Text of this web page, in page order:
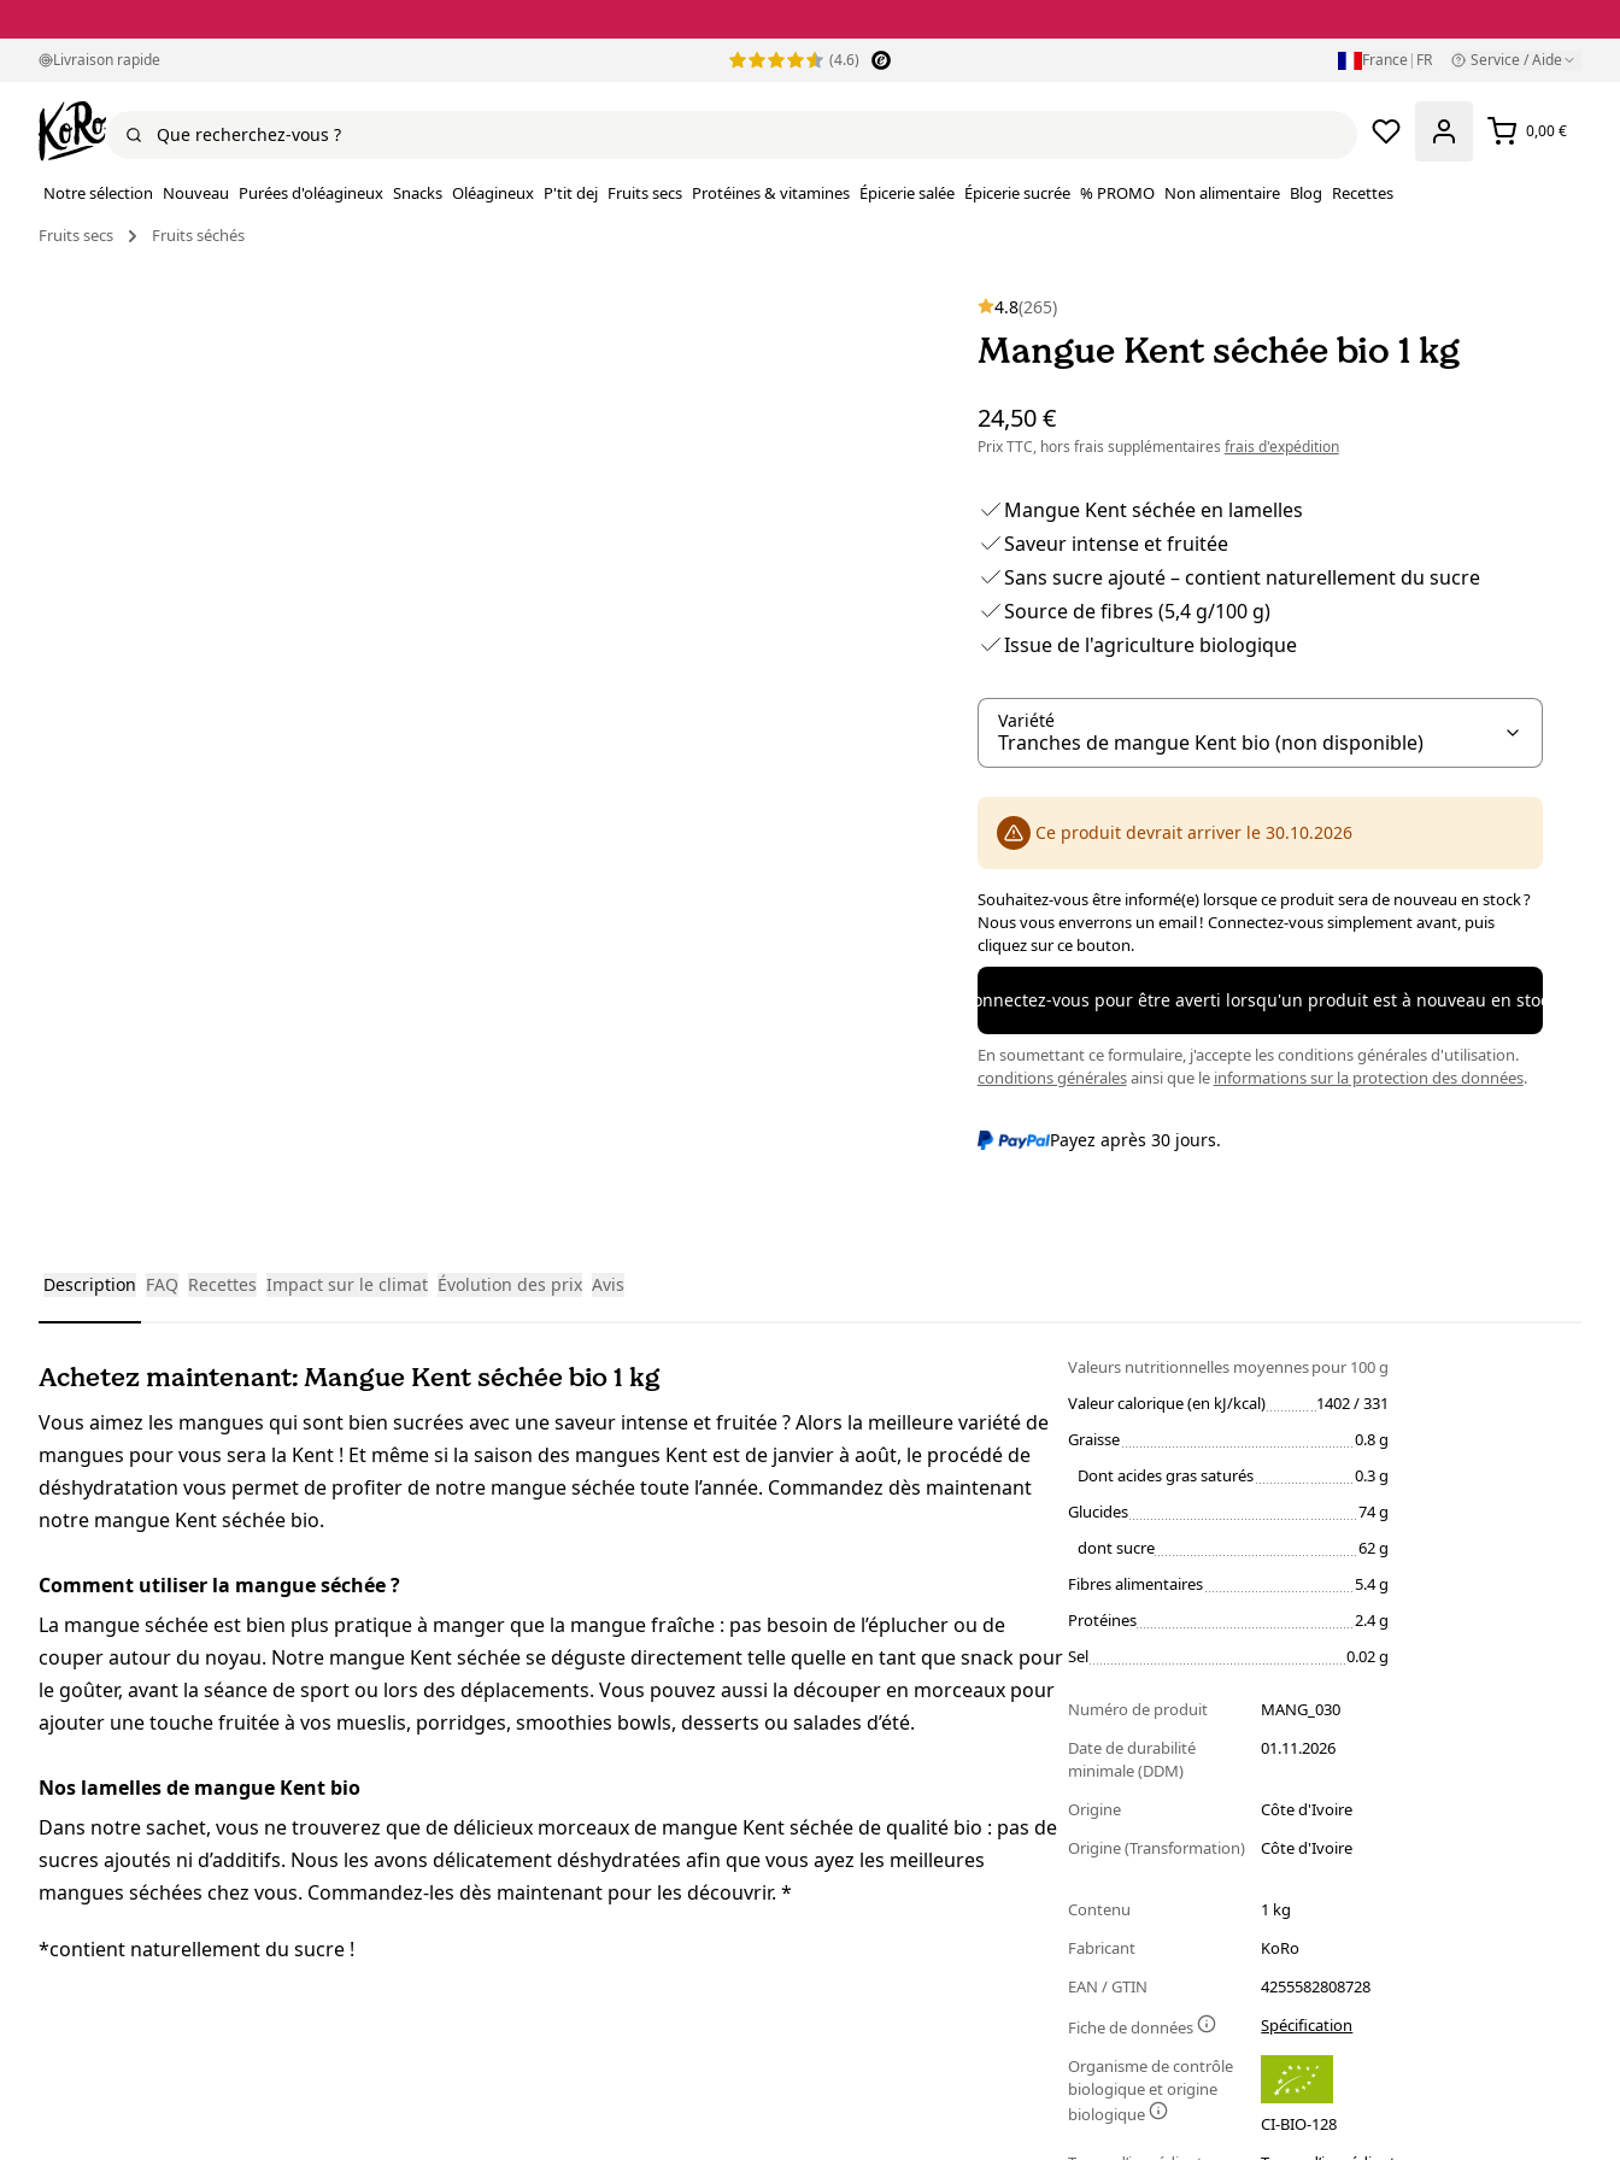
Livraison rapide (4.6) France | FR Service / Aide
0,00 €
Notre sélection Nouveau Purées d'oléagineux Snacks Oléagineux P'tit dej Fruits secs Protéines & vitamines Épicerie salée Épicerie sucrée % PROMO Non alimentaire Blog Recettes
Fruits secs
Fruits séchés
4.8(265)
Mangue Kent séchée bio 1 kg
24,50 €
Prix TTC, hors frais supplémentaires frais d'expédition
Mangue Kent séchée en lamelles
Saveur intense et fruitée
Sans sucre ajouté – contient naturellement du sucre
Source de fibres (5,4 g/100 g)
Issue de l'agriculture biologique
Variété
Ce produit devrait arriver le 30.10.2026
Souhaitez-vous être informé(e) lorsque ce produit sera de nouveau en stock ?
Nous vous enverrons un email ! Connectez-vous simplement avant, puis
cliquez sur ce bouton.
Connectez-vous pour être averti lorsqu'un produit est à nouveau en stock
En soumettant ce formulaire, j'accepte les conditions générales d'utilisation.
conditions généralesainsi que le informations sur la protection des données.
Payez après 30 jours.
Description FAQ Recettes Impact sur le climat Évolution des prix Avis
Achetez maintenant: Mangue Kent séchée bio 1 kg
Vous aimez les mangues qui sont bien sucrées avec une saveur intense et fruitée ? Alors la meilleure variété de
mangues pour vous sera la Kent ! Et même si la saison des mangues Kent est de janvier à août, le procédé de
déshydratation vous permet de profiter de notre mangue séchée toute l’année. Commandez dès maintenant
notre mangue Kent séchée bio.
Comment utiliser la mangue séchée ?
La mangue séchée est bien plus pratique à manger que la mangue fraîche : pas besoin de l’éplucher ou de
couper autour du noyau. Notre mangue Kent séchée se déguste directement telle quelle en tant que snack pour
le goûter, avant la séance de sport ou lors des déplacements. Vous pouvez aussi la découper en morceaux pour
ajouter une touche fruitée à vos mueslis, porridges, smoothies bowls, desserts ou salades d’été.
Nos lamelles de mangue Kent bio
Dans notre sachet, vous ne trouverez que de délicieux morceaux de mangue Kent séchée de qualité bio : pas de
sucres ajoutés ni d’additifs. Nous les avons délicatement déshydratées afin que vous ayez les meilleures
mangues séchées chez vous. Commandez-les dès maintenant pour les découvrir. *
*contient naturellement du sucre !
Valeurs nutritionnelles moyennespour 100 g
Valeur calorique (en kJ/kcal)
1402 / 331
Graisse
0.8 g
Dont acides gras saturés
0.3 g
Glucides
74 g
dont sucre
62 g
Fibres alimentaires
5.4 g
Protéines
2.4 g
Sel
0.02 g
Numéro de produit
MANG_030
Date de durabilité
minimale (DDM)
01.11.2026
Origine
Côte d'Ivoire
Origine (Transformation)
Côte d'Ivoire
Contenu
1 kg
Fabricant
KoRo
EAN / GTIN
4255582808728
Fiche de données
Spécification
Organisme de contrôle
biologique et origine
biologique
CI-BIO-128